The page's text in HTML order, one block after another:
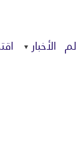
الأخبار